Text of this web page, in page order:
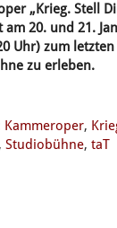
„Krieg. Stell
am 20. und 21.
Uhr) zum
zu erleben.
Kammeroper,
, Studiobühne, taT